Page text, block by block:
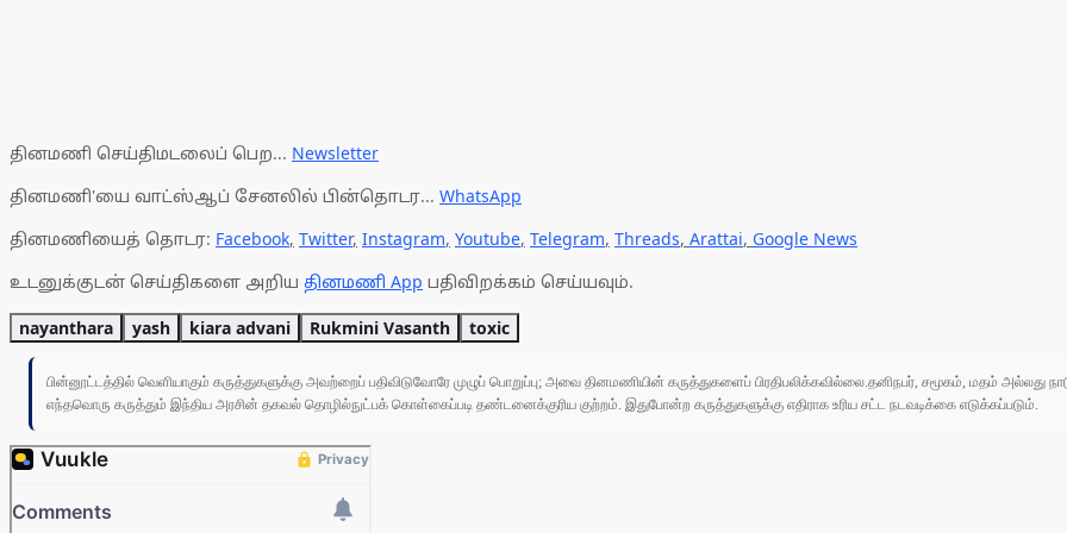
தினமணி செய்திமடலைப் பெற... Newsletter
தினமணி'யை வாட்ஸ்ஆப் சேனலில் பின்தொடர... WhatsApp
தினமணியைத் தொடர: Facebook, Twitter, Instagram, Youtube, Telegram, Threads, Arattai, Google News
உடனுக்குடன் செய்திகளை அறிய தினமணி App பதிவிறக்கம் செய்யவும்.
nayanthara yash kiara advani Rukmini Vasanth toxic
பின்னூட்டத்தில் வெளியாகும் கருத்துகளுக்கு அவற்றைப் பதிவிடுவோரே முழுப் பொறுப்பு; அவை தினமணியின் கருத்துகளைப் பிரதிபலிக்கவில்லை.தனிநபர், சமூகம், மதம் அல்லது
எந்தவொரு கருத்தும் இந்திய அரசின் தகவல் தொழில்நுட்பக் கொள்கைப்படி தண்டனைக்குரிய குற்றம். இதுபோன்ற கருத்துகளுக்கு எதிராக உரிய சட்ட நடவடிக்கை எடுக்கப்படும்.